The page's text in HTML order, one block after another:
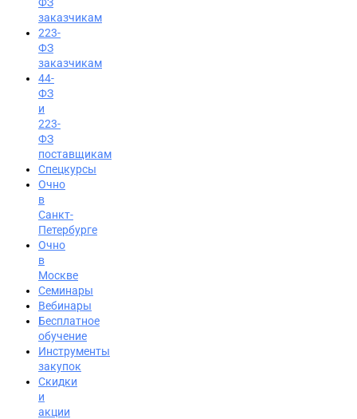
Вход на портал
8 (800) 200-24-26
заказчикам
223-
ФЗ
заказчикам
44-
ФЗ
и
223-
ФЗ
поставщикам
Спецкурсы
Очно
в
Санкт-
Петербурге
Очно
в
Москве
Семинары
Вебинары
Бесплатное
обучение
Инструменты
закупок
Скидки
и
акции